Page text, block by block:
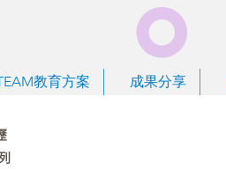
教育方案 成果分享